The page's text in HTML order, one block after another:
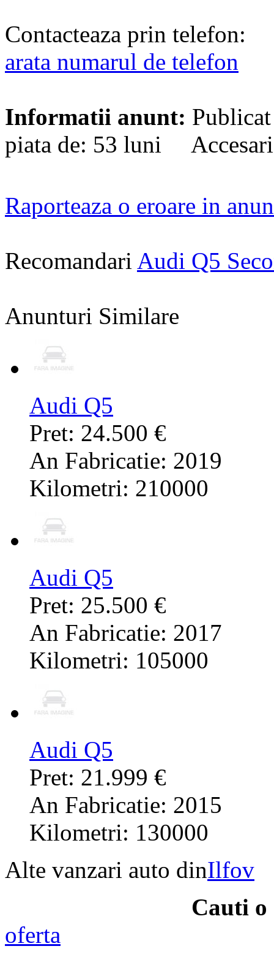
Contacteaza prin telefon:
arata numarul de telefon
Informatii anunt:
piata de: 53 luni
Raporteaza o eroare in
Recomandari Audi Q5
Anunturi Similare
Audi Q5
Pret: 24.500 €
An Fabricatie: 2019
Kilometri: 210000
Audi Q5
Pret: 25.500 €
An Fabricatie: 2017
Kilometri: 105000
Audi Q5
Pret: 21.999 €
An Fabricatie: 2015
Kilometri: 130000
Alte vanzari auto dinIlfov
Cauti o
oferta